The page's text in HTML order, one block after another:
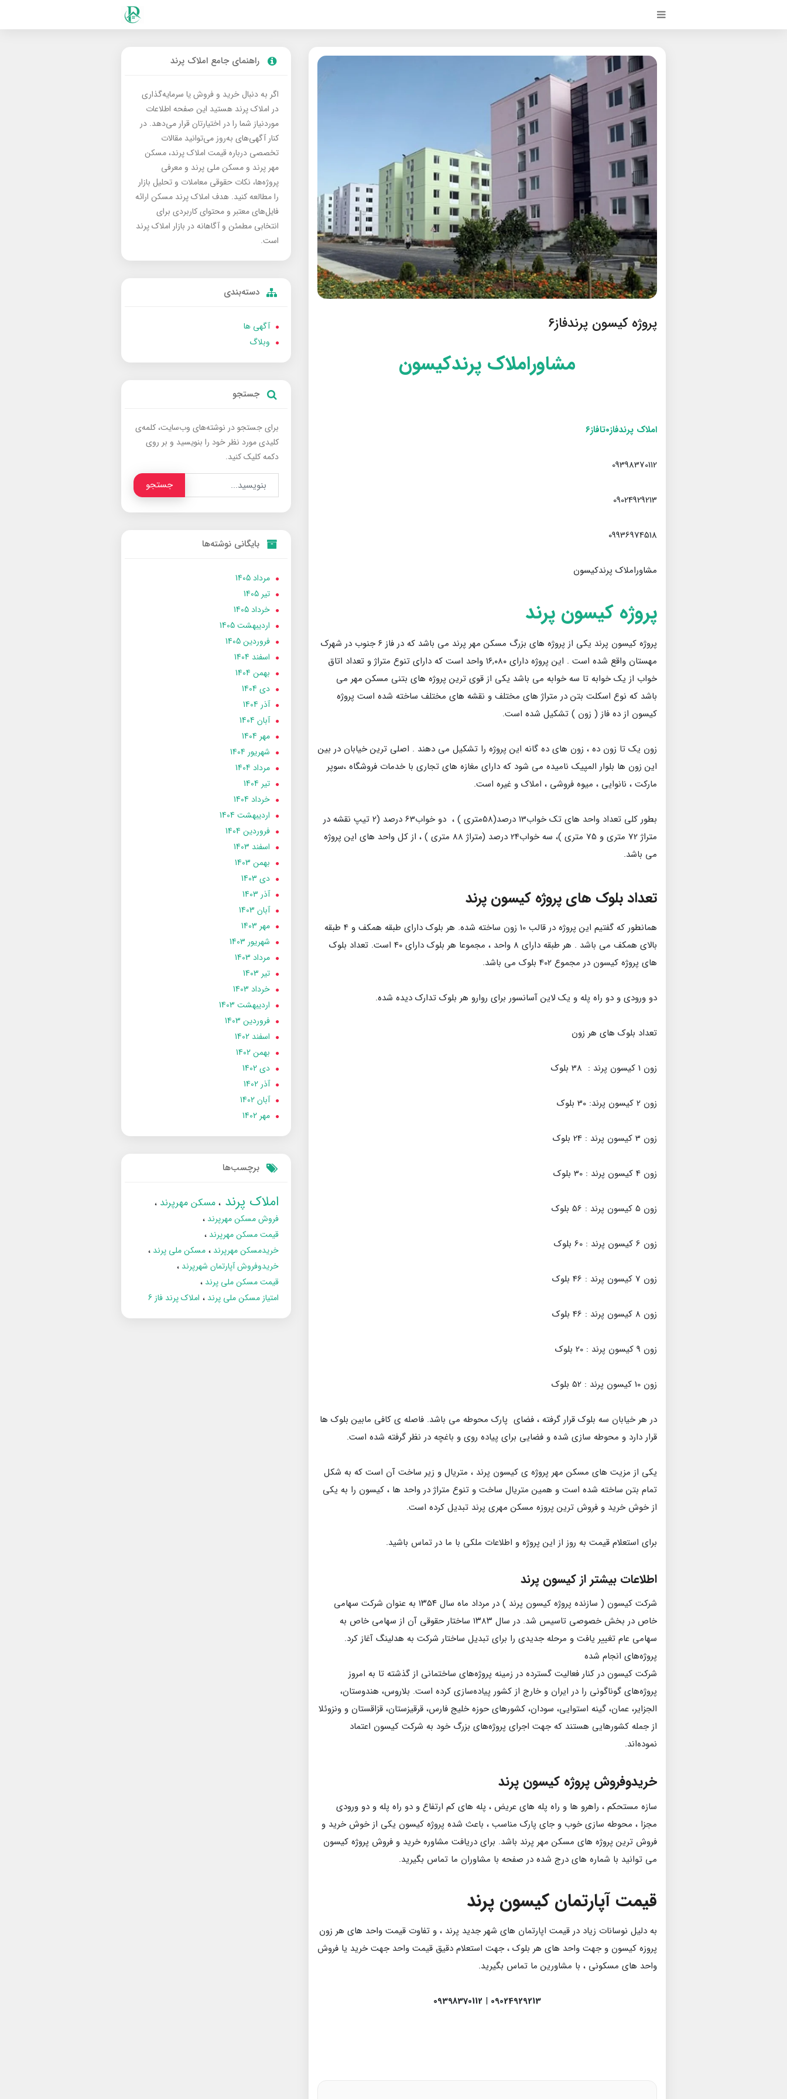
پروژه کیسون پرندفاز۶
مشاوراملاک پرندکیسون
املاک پرندفاز۰تافاز۶
09398370112
09024929213
09936974518
مشاوراملاک پرندکیسون
پروژه کیسون پرند
پروژه کیسون پرند یکی از پروژه های بزرگ مسکن مهر پرند می باشد که در فاز ۶ جنوب در شهرک
مهستان واقع شده است . این پروژه دارای ۱۶,۰۸۰ واحد است که دارای تنوع متراژ و تعداد اتاق
خواب از یک خوابه تا سه خوابه می باشد یکی از قوی ترین پروژه های بتنی مسکن مهر می
باشد که نوع اسکلت بتن در متراژ های مختلف و نقشه های مختلف ساخته شده است پروژه
کیسون از ده فاز ( زون ) تشکیل شده است.
زون یک تا زون ده ، زون های ده گانه این پروژه را تشکیل می دهند . اصلی ترین خیابان در بین
این زون ها بلوار المپیک نامیده می شود که دارای مغازه های تجاری با خدمات فروشگاه ،سوپر
مارکت ، نانوایی ، میوه فروشی ، املاک و غیره است.
بطور کلی تعداد واحد های تک خواب13 درصد
(58متری ) ، دو خواب63 درصد (2 تیپ نقشه در
متراژ 72 متری و 75 متری )، سه خواب24 درصد (متراژ 88 متری ) ، از کل واحد های این پروژه
می باشد.
تعداد بلوک های پروژه کیسون پرند
همانطور که گفتیم این پروژه در قالب 10 زون ساخته شده. هر بلوک دارای طبقه همکف و 4 طبقه
بالای همکف می باشد . هر طبقه دارای 8 واحد ، مجموعا هر بلوک دارای 40 است. تعداد بلوک
های پروژه کیسون در مجموع 402 بلوک می باشد.
دو ورودی و دو راه پله و یک لاین آسانسور برای روارو هر بلوک تدارک دیده شده.
تعداد بلوک های هر زون
زون 1 کیسون پرند : 38 بلوک
زون 2 کیسون پرند: 30 بلوک
زون 3 کیسون پرند : 24 بلوک
زون 4 کیسون پرند : 30 بلوک
زون 5 کیسون پرند : 56 بلوک
زون 6 کیسون پرند : 60 بلوک
زون 7 کیسون پرند : 46 بلوک
زون 8 کیسون پرند : 46 بلوک
زون 9 کیسون پرند : 20 بلوک
زون 10 کیسون پرند : 52 بلوک
در هر خیابان سه بلوک قرار گرفته ، فضای پارک محوطه می باشد. فاصله ی کافی مابین بلوک ها
قرار دارد و محوطه سازی شده و فضایی برای پیاده روی و باغچه در نظر گرفته شده است.
یکی از مزیت های مسکن مهر پروژه ی کیسون پرند ، متریال و زیر ساخت آن است که به شکل
تمام بتن ساخته شده است و همین متریال ساخت و تنوع متراژ در واحد ها ، کیسون را به یکی
از خوش خرید و فروش ترین پروزه مسکن مهری پرند تبدیل کرده است.
برای استعلام قیمت به روز از این پروژه و اطلاعات ملکی با ما در تماس باشید.
اطلاعات بیشتر از کیسون پرند
شرکت کیسون ( سازنده پروژه کیسون پرند ) در مرداد ماه سال ۱۳۵۴ به عنوان شرکت سهامی
خاص در بخش خصوصی تاسیس شد. در سال ۱۳۸۳ ساختار حقوقی آن از سهامی خاص به
سهامی عام تغییر یافت و مرحله جدیدی را برای تبدیل ساختار شرکت به هدلینگ آغاز کرد.
پروژه‌های انجام شده
شرکت کیسون در کنار فعالیت گسترده در زمینه پروژه‌های ساختمانی از گذشته تا به امروز
پروژه‌های گوناگونی را در ایران و خارج از کشور پیاده‌سازی کرده است. بلاروس، هندوستان،
الجزایر، عمان، گینه استوایی، سودان، کشورهای حوزه خلیج فارس، قرقیزستان، قزاقستان و ونزوئلا
از جمله کشورهایی هستند که جهت اجرای پروژه‌های بزرگ خود به شرکت کیسون اعتماد
نموده‌اند.
خریدوفروش پروژه کیسون پرند
سازه مستحکم ، راهرو ها و راه پله های عریض ، پله های کم ارتفاع و دو راه پله و دو ورودی
مجزا ، محوطه سازی خوب و جای پارک مناسب ، باعث شده پروژه کیسون یکی از خوش خرید و
فروش ترین پروژه های مسکن مهر پرند باشد. برای دریافت مشاوره خرید و فروش پروژه کیسون
می توانید با شماره های درج شده در صفحه با مشاوران ما تماس بگیرید.
قیمت آپارتمان کیسون پرند
به دلیل نوسانات زیاد در قیمت اپارتمان های شهر جدید پرند ، و تفاوت قیمت واحد های هر زون
پروزه کیسون و جهت واحد های هر بلوک ، جهت استعلام دقیق قیمت واحد جهت خرید یا فروش
واحد های مسکونی ، با مشاورین ما تماس بگیرید.
09024929213
|
09398370112
راهنمای جامع املاک پرند
اگر به دنبال خرید و فروش یا سرمایه‌گذاری
در املاک پرند هستید این صفحه اطلاعات
موردنیاز شما را در اختیارتان قرار می‌دهد. در
کنار آگهی‌های به‌روز می‌توانید مقالات
تخصصی درباره قیمت املاک پرند، مسکن
مهر پرند و مسکن ملی پرند و معرفی
پروژه‌ها، نکات حقوقی معاملات و تحلیل بازار
را مطالعه کنید. هدف املاک پرند مسکن ارائه
فایل‌های معتبر و محتوای کاربردی برای
انتخابی مطمئن و آگاهانه در بازار املاک پرند
است.
دسته‌بندی
آگهی ها
وبلاگ
جستجو
برای جستجو در نوشته‌های وب‌سایت، کلمه‌ی
کلیدی مورد نظر خود را بنویسید و بر روی
دکمه کلیک کنید.
جستجو
بایگانی نوشته‌ها
مرداد 1405
تير 1405
خرداد 1405
ارديبهشت 1405
فروردین 1405
اسفند 1404
بهمن 1404
دی 1404
آذر 1404
آبان 1404
مهر 1404
شهریور 1404
مرداد 1404
تير 1404
خرداد 1404
ارديبهشت 1404
فروردین 1404
اسفند 1403
بهمن 1403
دی 1403
آذر 1403
آبان 1403
مهر 1403
شهریور 1403
مرداد 1403
تير 1403
خرداد 1403
ارديبهشت 1403
فروردین 1403
اسفند 1402
بهمن 1402
دی 1402
آذر 1402
آبان 1402
مهر 1402
برچسب‌ها
املاک پرند مسکن مهرپرند
فروش مسکن مهرپرند
قیمت مسکن مهرپرند
خریدمسکن مهرپرند
مسکن ملی پرند
خریدوفروش آپارتمان شهرپرند
قیمت مسکن ملی پرند
امتیاز مسکن ملی پرند
املاک پرند فاز 6